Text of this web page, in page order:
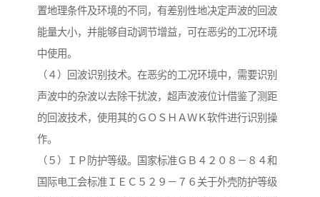
置地理条件及环境的不同，有差别性地决定声波的回波
能量大小，并能够自动调节增益，可在恶劣的工况环境
中使用。
（４）回波识别技术。在恶劣的工况环境中，需要识别
声波中的杂波以去除干扰波，超声波液位计借鉴了测距
的回波技术，使用其的ＧＯＳＨＡＷＫ软件进行识别操
作。
（５）ＩＰ防护等级。国家标准ＧＢ４２０８－８４和
国际电工会标准ＩＥＣ５２９－７６关于外壳防护等级